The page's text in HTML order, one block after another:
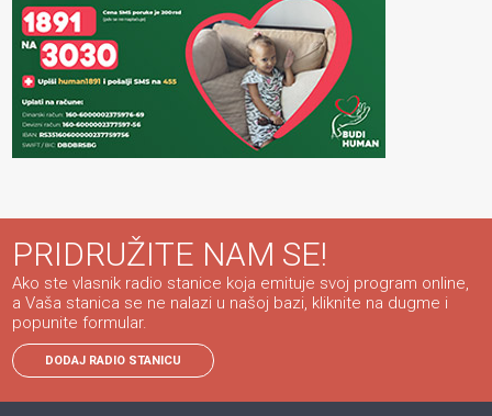
PRIDRUŽITE NAM SE!
Ako ste vlasnik radio stanice koja emituje svoj program online,
a Vaša stanica se ne nalazi u našoj bazi, kliknite na dugme i
popunite formular.
DODAJ RADIO STANICU